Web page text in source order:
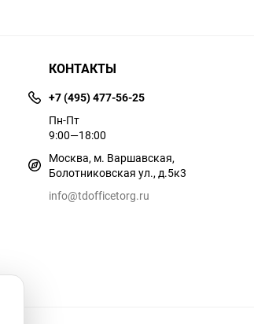
КОНТАКТЫ
+7 (495) 477-56-25
Пн-Пт
9:00—18:00
Москва, м. Варшавская,
Болотниковская ул., д.5к3
info@tdofficetorg.ru